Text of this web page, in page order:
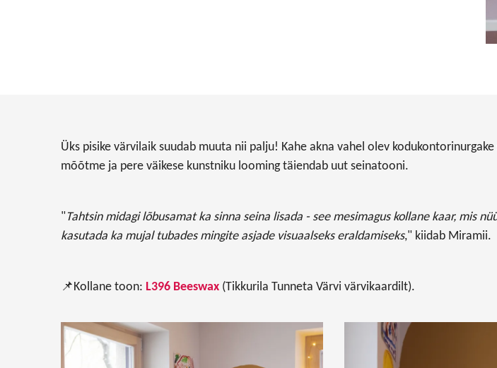
Üks pisike värvilaik suudab muuta nii palju! Kahe akna vahel olev
mõõtme ja pere väikese kunstniku looming täiendab uut seinatooni.
"Tahtsin midagi lõbusamat ka sinna seina lisada - see mesimagus kollane kaar, mis
kasutada ka mujal tubades mingite asjade visuaalseks eraldamiseks," kiidab Miramii.
📌Kollane toon: L396 Beeswax (Tikkurila Tunneta Värvi värvikaardilt).